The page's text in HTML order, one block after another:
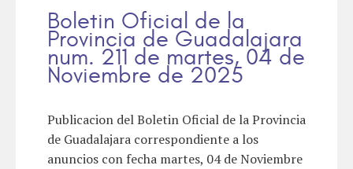
Boletin Oficial de la
Provincia de Guadalajara
num. 211 de martes, 04 de
Noviembre de 2025
Publicacion del Boletin Oficial de la Provincia
de Guadalajara correspondiente a los
anuncios con fecha martes, 04 de Noviembre